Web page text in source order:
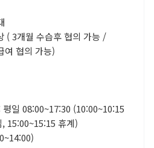
( 3개월 수습후 협의 가능 /
여 협의 가능)
일 08:00~17:30 (10:00~10:15
15:00~15:15 휴계)